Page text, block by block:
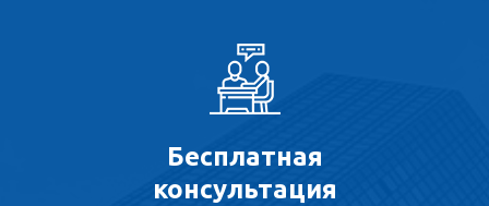
Бесплатная
консультация